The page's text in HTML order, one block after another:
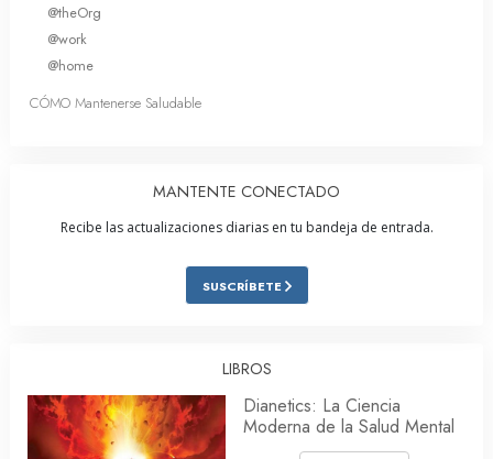
@theOrg
@work
@home
CÓMO Mantenerse Saludable
MANTENTE CONECTADO
Recibe las actualizaciones diarias en tu bandeja de entrada.
SUSCRÍBETE
LIBROS
Dianetics: La Ciencia
Moderna de la Salud Mental